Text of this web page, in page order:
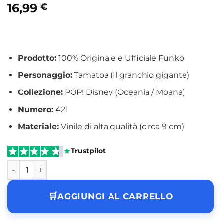
16,99 €
Prodotto:100% Originale e Ufficiale Funko
Personaggio:Tamatoa (Il granchio gigante)
Collezione:POP! Disney (Oceania / Moana)
Numero:421
Materiale:Vinile di alta qualità (circa 9 cm)
Trustpilot
Funko Pop Tamatoa Disney Oceania N° 421 quantità
AGGIUNGI AL CARRELLO